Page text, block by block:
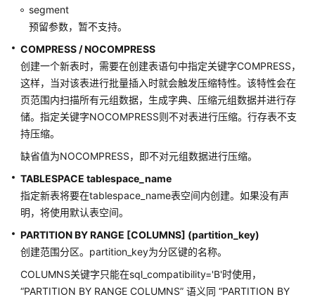
ALTER
ALTER
TYPE
ALTER
USER
MAPPING
ALTER
VIEW
ANALYZE
|
segment
预留参数，暂不支持。
COMPRESS / NOCOMPRESS
创建一个新表时，需要在创建表语句中指定关键字COMPRESS，
这样，当对该表进行批量插入时就会触发压缩特性。该特性会在
页范围内扫描所有元组数据，生成字典、压缩元组数据并进行存
储。指定关键字NOCOMPRESS则不对表进行压缩。行存表不支
持压缩。
缺省值为NOCOMPRESS，即不对元组数据进行压缩。
TABLESPACE tablespace_name
指定新表将要在tablespace_name表空间内创建。如果没有声
明，将使用默认表空间。
PARTITION BY RANGE [COLUMNS] (partition_key)
创建范围分区。partition_key为分区键的名称。
COLUMNS关键字只能在sql_compatibility='B'时使用，
“PARTITION BY RANGE COLUMNS” 语义同 “PARTITION BY